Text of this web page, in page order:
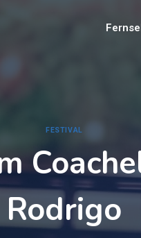
FESTIVAL
Rodrigo